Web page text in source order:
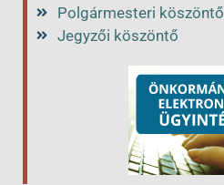
Polgármesteri köszöntő
Jegyzői köszöntő